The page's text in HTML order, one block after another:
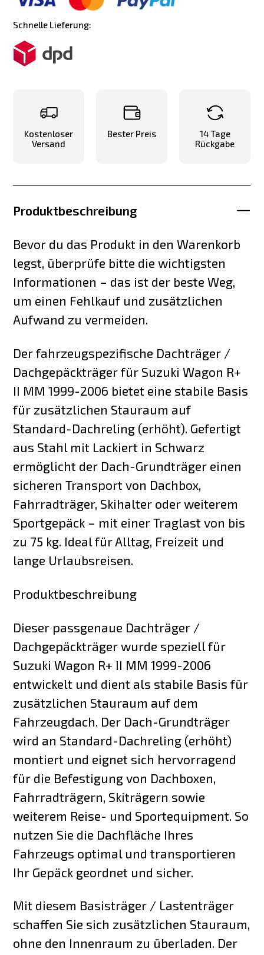
Schnelle Lieferung:
Kostenloser
Versand
Bester Preis
14 Tage
Rückgabe
Produktbeschreibung
Bevor du das Produkt in den Warenkorb
legst, überprüfe bitte die wichtigsten
Informationen – das ist der beste Weg,
um einen Fehlkauf und zusätzlichen
Aufwand zu vermeiden.
Der fahrzeugspezifische Dachträger /
Dachgepäckträger für Suzuki Wagon R+
II MM 1999-2006 bietet eine stabile Basis
für zusätzlichen Stauraum auf
Standard-Dachreling (erhöht). Gefertigt
aus Stahl mit Lackiert in Schwarz
ermöglicht der Dach-Grundträger einen
sicheren Transport von Dachbox,
Fahrradträger, Skihalter oder weiterem
Sportgepäck – mit einer Traglast von bis
zu 75 kg. Ideal für Alltag, Freizeit und
lange Urlaubsreisen.
Produktbeschreibung
Dieser passgenaue Dachträger /
Dachgepäckträger wurde speziell für
Suzuki Wagon R+ II MM 1999-2006
entwickelt und dient als stabile Basis für
zusätzlichen Stauraum auf dem
Fahrzeugdach. Der Dach-Grundträger
wird an Standard-Dachreling (erhöht)
montiert und eignet sich hervorragend
für die Befestigung von Dachboxen,
Fahrradträgern, Skiträgern sowie
weiterem Reise- und Sportequipment. So
nutzen Sie die Dachfläche Ihres
Fahrzeugs optimal und transportieren
Ihr Gepäck geordnet und sicher.
Mit diesem Basisträger / Lastenträger
schaffen Sie sich zusätzlichen Stauraum,
ohne den Innenraum zu überladen. Der